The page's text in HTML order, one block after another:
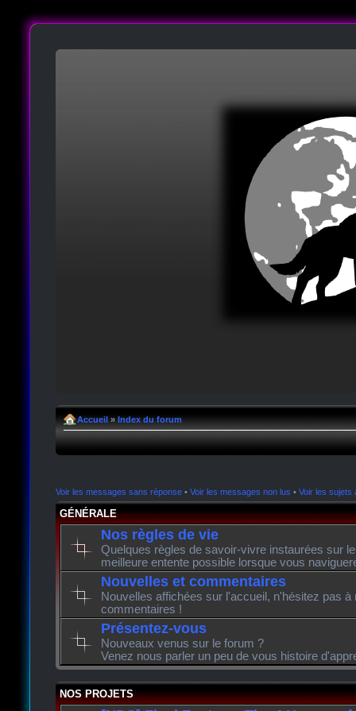
Accueil » Index du forum
Voir les messages sans réponse • Voir les messages non lus • Voir les sujets
GÉNÉRALE
Nos règles de vie
Quelques règles de savoir-vivre instaurées sur
meilleure entente possible lorsque vous
Nouvelles et commentaires
Nouvelles affichées sur l'accueil, n'hésitez pas à
commentaires !
Présentez-vous
Nouveaux venus sur le forum ?
Venez nous parler un peu de vous histoire
NOS PROJETS